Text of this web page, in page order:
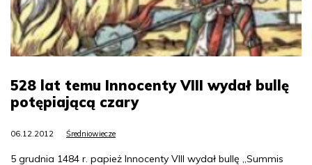
528 lat temu Innocenty VIII wydał bullę
potępiającą czary
06.12.2012 Średniowiecze
5 grudnia 1484 r. papież Innocenty VIII wydał bullę „Summis